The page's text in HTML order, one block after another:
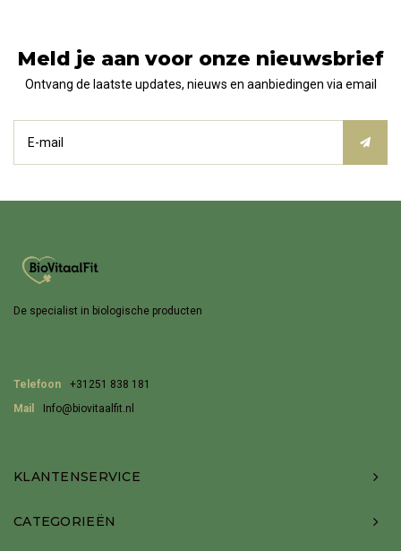
Meld je aan voor onze nieuwsbrief
Ontvang de laatste updates, nieuws en aanbiedingen via email
De specialist in biologische producten
Telefoon
+31251 838 181
Mail
Info@biovitaalfit.nl
KLANTENSERVICE
CATEGORIEËN